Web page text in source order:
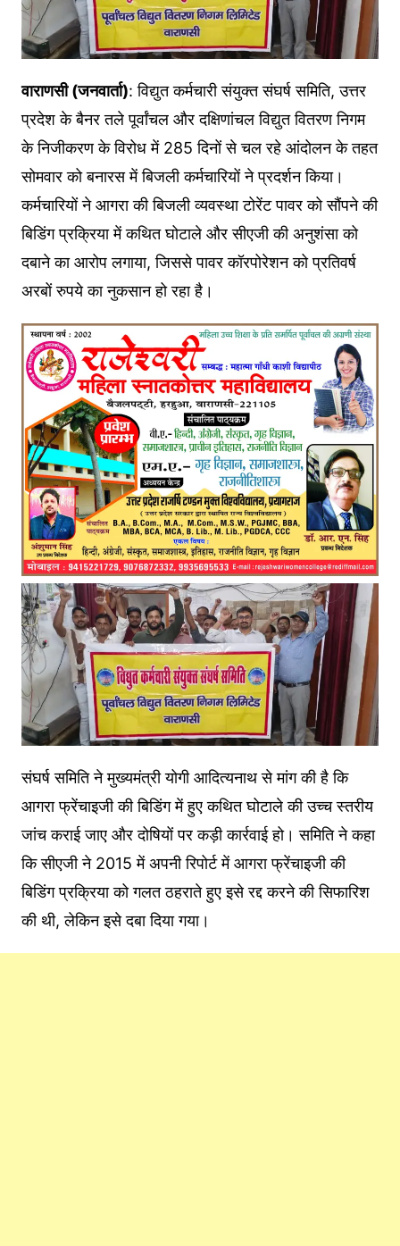
वाराणसी (जनवार्ता): विद्युत कर्मचारी संयुक्त संघर्ष समिति, उत्तर
प्रदेश के बैनर तले पूर्वांचल और दक्षिणांचल विद्युत वितरण निगम
के निजीकरण के विरोध में 285 दिनों से चल रहे आंदोलन के तहत
सोमवार को बनारस में बिजली कर्मचारियों ने प्रदर्शन किया।
कर्मचारियों ने आगरा की बिजली व्यवस्था टोरेंट पावर को सौंपने की
बिडिंग प्रक्रिया में कथित घोटाले और सीएजी की अनुशंसा को
दबाने का आरोप लगाया, जिससे पावर कॉरपोरेशन को प्रतिवर्ष
अरबों रुपये का नुकसान हो रहा है।
संघर्ष समिति ने मुख्यमंत्री योगी आदित्यनाथ से मांग की है कि
आगरा फ्रेंचाइजी की बिडिंग में हुए कथित घोटाले की उच्च स्तरीय
जांच कराई जाए और दोषियों पर कड़ी कार्रवाई हो। समिति ने कहा
कि सीएजी ने 2015 में अपनी रिपोर्ट में आगरा फ्रेंचाइजी की
बिडिंग प्रक्रिया को गलत ठहराते हुए इसे रद्द करने की सिफारिश
की थी, लेकिन इसे दबा दिया गया।